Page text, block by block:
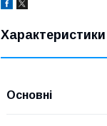
Характеристики
Основні